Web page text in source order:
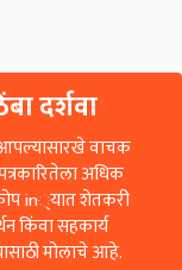
दर्शवा
आपल्यासारखे वाचक
अधिक
in्यात शेतकरी
किंवा सहकार्य
मोलाचे आहे.